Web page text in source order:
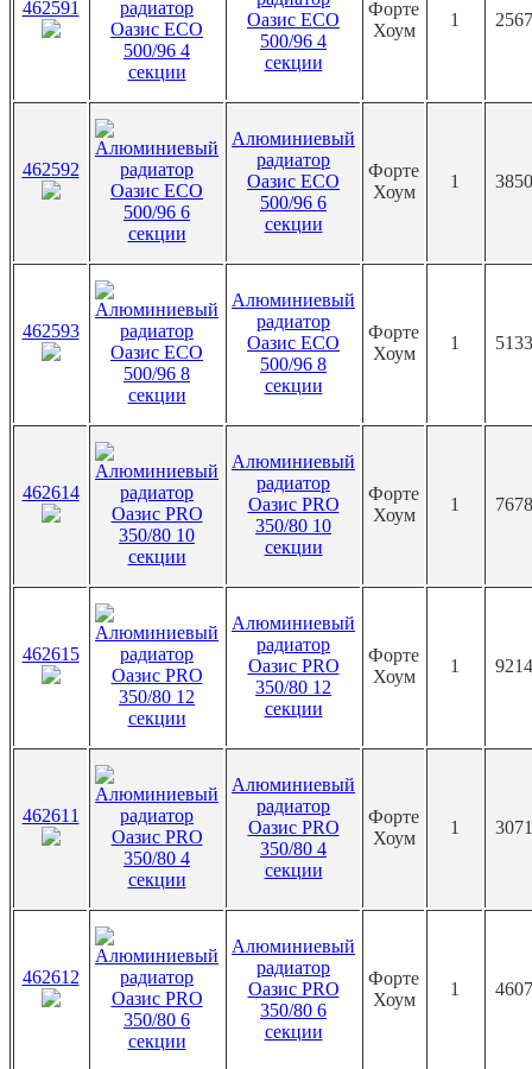
462591
Оазис ECO
500/96 4
секции
Форте
Хоум
1
462592
Алюминиевый
радиатор
Оазис ECO
500/96 6
секции
Форте
Хоум
1
462593
Алюминиевый
радиатор
Оазис ECO
500/96 8
секции
Форте
Хоум
1
462614
Алюминиевый
радиатор
Оазис PRO
350/80 10
секции
Форте
Хоум
1
462615
Алюминиевый
радиатор
Оазис PRO
350/80 12
секции
Форте
Хоум
1
462611
Алюминиевый
радиатор
Оазис PRO
350/80 4
секции
Форте
Хоум
1
462612
Алюминиевый
радиатор
Оазис PRO
350/80 6
секции
Форте
Хоум
1